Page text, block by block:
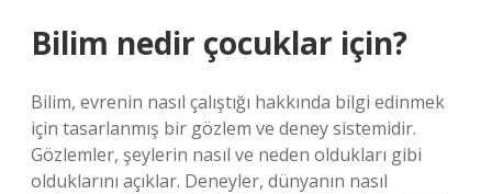
Bilim nedir çocuklar için?
Bilim, evrenin nasıl çalıştığı hakkında bilgi edinmek
için tasarlanmış bir gözlem ve deney sistemidir.
Gözlemler, şeylerin nasıl ve neden oldukları gibi
olduklarını açıklar. Deneyler, dünyanın nasıl